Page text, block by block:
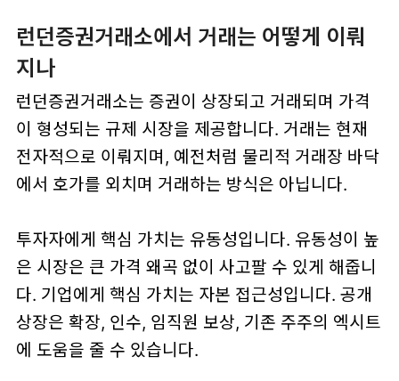
런던증권거래소에서 거래는 어떻게 이뤄
지나
런던증권거래소는 증권이 상장되고 거래되며 가격
이 형성되는 규제 시장을 제공합니다. 거래는 현재
전자적으로 이뤄지며, 예전처럼 물리적 거래장 바닥
에서 호가를 외치며 거래하는 방식은 아닙니다.
투자자에게 핵심 가치는 유동성입니다. 유동성이 높
은 시장은 큰 가격 왜곡 없이 사고팔 수 있게 해줍니
다. 기업에게 핵심 가치는 자본 접근성입니다. 공개
상장은 확장, 인수, 임직원 보상, 기존 주주의 엑시트
에 도움을 줄 수 있습니다.